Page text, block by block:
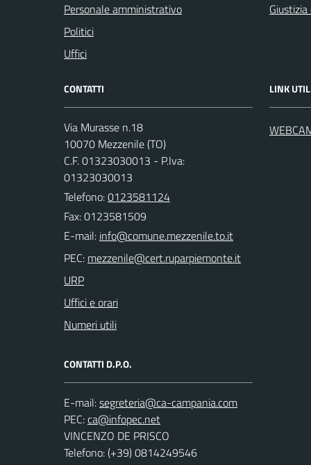
Personale amministrativo
Politici
Uffici
CONTATTI
Via Murasse n.18
10070 Mezzenile (TO)
C.F. 01323030013 - P.Iva:
01323030013
Telefono:0123581124
Fax: 0123581509
E-mail:
PEC:
URP
Uffici e orari
Numeri utili
CONTATTI D.P.O.
E-mail:
PEC:
VINCENZO DE PRISCO
Telefono: (+39) 0814249546
LINK